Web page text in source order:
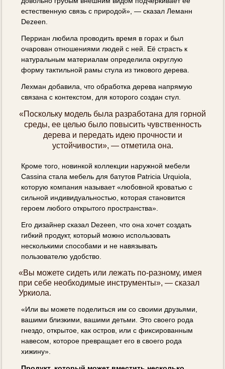
естественную связь с природой», — сказал Леманн
Dezeen.
Перриан любила проводить время в горах и был
очарован отношениями людей с ней. Её страсть к
натуральным материалам определила округлую
форму тактильной рамы стула из тикового дерева.
Лехман добавила, что обработка дерева напрямую
связана с контекстом, для которого создан стул.
«Поскольку модель была разработана для горной
среды, ее целью было повысить чувственность
дерева и передать идею прочности и
устойчивости», — отметила она.
Кроме того, новинкой коллекции наружной мебели
Cassina стала мебель для батутов Patricia Urquiola,
которую компания называет «любовной кроватью с
сильной индивидуальностью, которая становится
героем любого открытого пространства».
Его дизайнер сказал Dezeen, что она хочет создать
гибкий продукт, который можно использовать
несколькими способами и не навязывать
пользователю удобство.
«Вы можете сидеть или лежать по-разному, имея
при себе необходимые инструменты», — сказал
Уркиола.
«Или вы можете поделиться им со своими друзьями,
вашими близкими, вашими детьми. Это своего рода
гнездо, открытое, как остров, или с фиксированным
навесом, которое превращает его в своего рода
хижину».